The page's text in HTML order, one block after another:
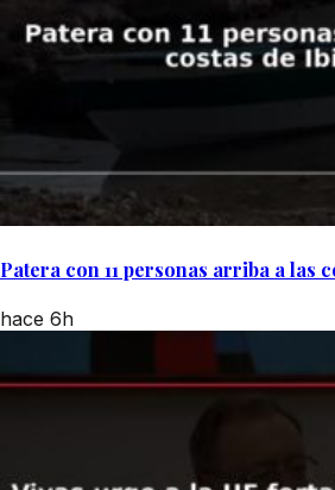
Patera con 11 personas arriba a las
hace 6h